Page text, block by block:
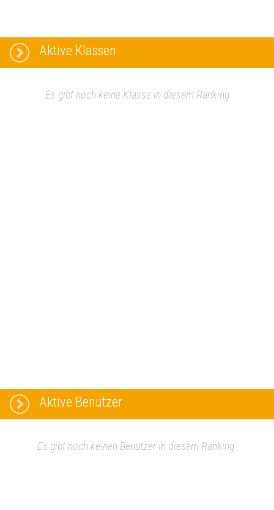
Aktive Klassen
Es gibt noch keine Klasse in diesem Ranking
Aktive Benutzer
Es gibt noch keinen Benutzer in diesem Ranking.